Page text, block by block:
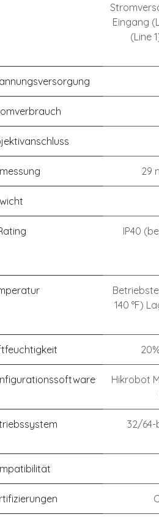
Eingang
(Line
29
IP40
140 °F)
Hikrobot
32/64-